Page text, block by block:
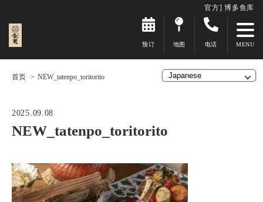
官方] 博多鱼库
预订 地图 电话
首页 NEW_tatenpo_toritorito
2025.09.08
NEW_tatenpo_toritorito